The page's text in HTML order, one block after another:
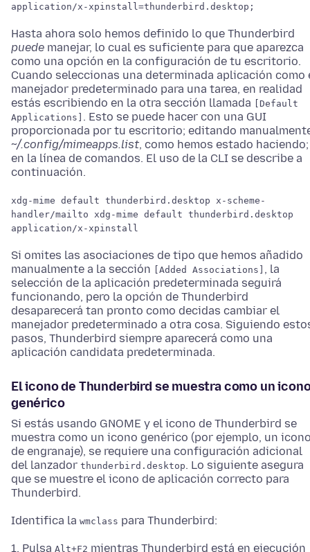
application/x-xpinstall=thunderbird.desktop;
Hasta ahora solo hemos definido lo que Thunderbird
puede manejar, lo cual es suficiente para que aparezca
como una opción en la configuración de tu escritorio.
Cuando seleccionas una determinada aplicación como
manejador predeterminado para una tarea, en realidad
estás escribiendo en la otra sección llamada
[Default
Applications] . Esto se puede hacer con una GUI
proporcionada por tu escritorio; editando
~/.config/mimeapps.list, como hemos estado
en la línea de comandos. El uso de la CLI se describe a
continuación.
xdg-mime default thunderbird.desktop x-scheme-
handler/mailto xdg-mime default thunderbird.desktop
application/x-xpinstall
Si omites las asociaciones de tipo que hemos añadido
manualmente a la sección
[Added Associations] , la
selección de la aplicación predeterminada seguirá
funcionando, pero la opción de Thunderbird
desaparecerá tan pronto como decidas cambiar el
manejador predeterminado a otra cosa. Siguiendo
pasos, Thunderbird siempre aparecerá como una
aplicación candidata predeterminada.
El icono de Thunderbird se muestra como un
genérico
Si estás usando GNOME y el icono de Thunderbird se
muestra como un icono genérico (por ejemplo, un
de engranaje), se requiere una configuración adicional
del lanzador thunderbird.desktop. Lo siguiente asegura
que se muestre el icono de aplicación correcto para
Thunderbird.
Identifica la wmclass para Thunderbird:
Pulsa Alt+F2 mientras Thunderbird está en ejecución